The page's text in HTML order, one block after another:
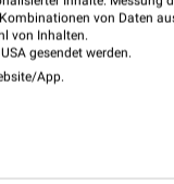
ab 03.08.
gültig
von Daten
von Inhalten.
gesendet werden.
App.